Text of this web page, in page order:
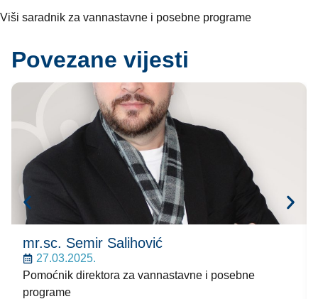
Viši saradnik za vannastavne i posebne programe
Povezane vijesti
mr.sc. Semir Salihović
27.03.2025.
Pomoćnik direktora za vannastavne i posebne
programe